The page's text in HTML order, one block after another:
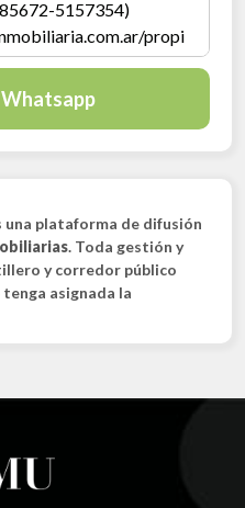
una plataforma de difusión
. Toda gestión y
y corredor público
asignada la